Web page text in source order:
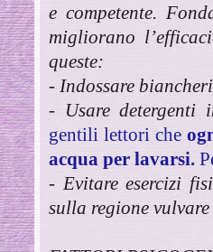
e competente.
migliorano
queste:
- Indossare
- Usare
gentili lettori che
acqua per lavarsi.
- Evitare esercizi
sulla regione